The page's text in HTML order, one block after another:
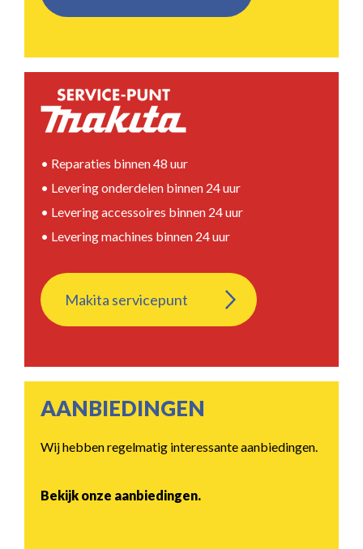
• Reparaties binnen 48 uur
• Levering onderdelen binnen 24 uur
• Levering accessoires binnen 24 uur
• Levering machines binnen 24 uur
Makita servicepunt
AANBIEDINGEN
Wij hebben regelmatig interessante aanbiedingen.
Bekijk onze aanbiedingen.